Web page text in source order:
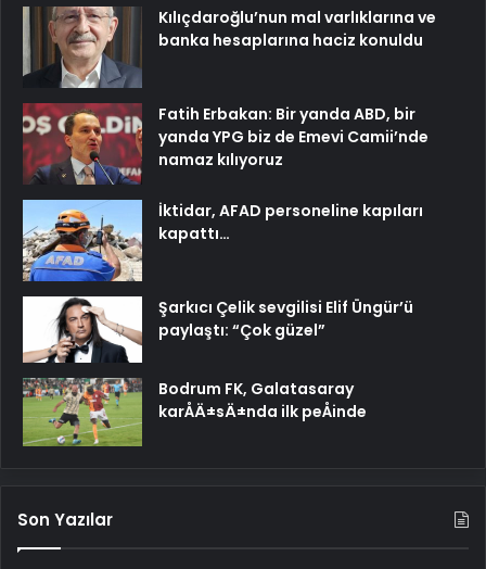
Kılıçdaroğlu’nun mal varlıklarına ve
banka hesaplarına haciz konuldu
Fatih Erbakan: Bir yanda ABD, bir
yanda YPG biz de Emevi Camii’nde
namaz kılıyoruz
İktidar, AFAD personeline kapıları
kapattı…
Şarkıcı Çelik sevgilisi Elif Üngür’ü
paylaştı: “Çok güzel”
Bodrum FK, Galatasaray
karÅÄ±sÄ±nda ilk peÅinde
Son Yazılar